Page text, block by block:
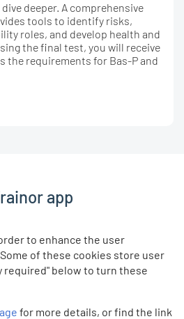
deeper. A comprehensive
tools to identify risks,
roles, and develop health and
the final test, you will receive
the requirements for Bas-P and
app
or tablet, even if you don't have
and you log in with the same
you usually use on trainor.no.
DOWNLOAD
to enhance the user
of these cookies store user
required" below to turn these
for more details, or find the link